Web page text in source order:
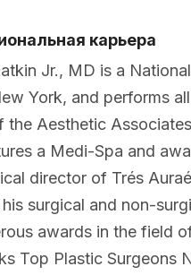
карьера
Jr., MD is a
York, and performs
the Aesthetic
a Medi-Spa and
director of Trés
surgical and non-
awards in the field
Top Plastic Surgeons